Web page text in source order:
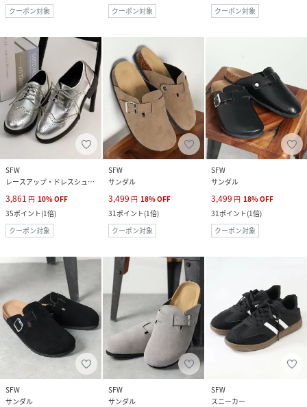
クーポン対象
クーポン対象
クーポン対象
SFW
レースアップ・ドレスシューズ
3,861 円 10%OFF
35ポイント(1倍)
クーポン対象
SFW
サンダル
3,499 円 18%OFF
31ポイント(1倍)
クーポン対象
SFW
サンダル
3,499 円 18%OFF
31ポイント(1倍)
クーポン対象
SFW
サンダル
SFW
サンダル
SFW
スニーカー